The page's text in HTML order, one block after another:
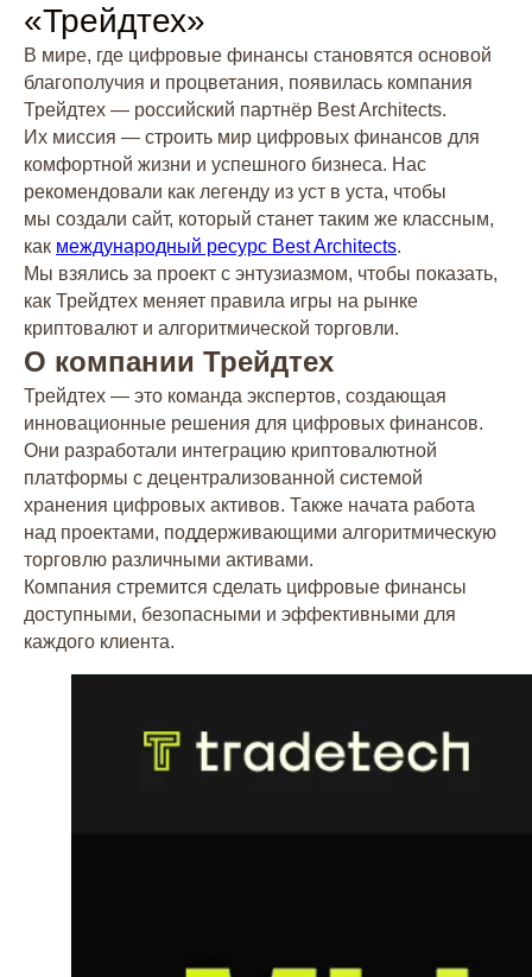
«Трейдтех»
В мире, где цифровые финансы становятся основой
благополучия и процветания, появилась компания
Трейдтех — российский партнёр Best Architects.
Их миссия — строить мир цифровых финансов для
комфортной жизни и успешного бизнеса. Нас
рекомендовали как легенду из уст в уста, чтобы
мы создали сайт, который станет таким же классным,
как международный ресурс Best Architects.
Мы взялись за проект с энтузиазмом, чтобы показать,
как Трейдтех меняет правила игры на рынке
криптовалют и алгоритмической торговли.
О компании Трейдтех
Трейдтех — это команда экспертов, создающая
инновационные решения для цифровых финансов.
Они разработали интеграцию криптовалютной
платформы с децентрализованной системой
хранения цифровых активов. Также начата работа
над проектами, поддерживающими алгоритмическую
торговлю различными активами.
Компания стремится сделать цифровые финансы
доступными, безопасными и эффективными для
каждого клиента.